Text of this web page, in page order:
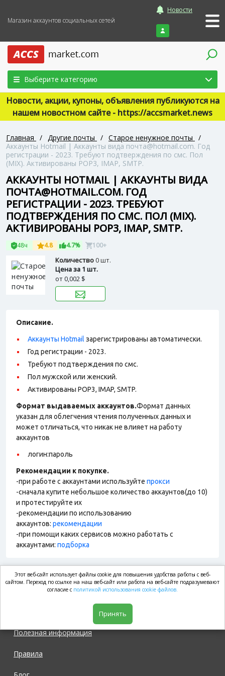
Магазин аккаунтов социальных сетей
Новости
Войти
Выберите категорию
Новости, акции, купоны, объявления публикуются на
нашем новостном сайте - https://accsmarket.news
Главная / Другие почты / Старое ненужное почты
/
Аккаунты Hotmail | Аккаунты вида почта@hotmail.com. Год
регистрации - 2023. Требуют подтверждения по смс. Пол
(MIX). Активированы POP3, IMAP, SMTP.
АККАУНТЫ HOTMAIL | АККАУНТЫ ВИДА
ПОЧТА@HOTMAIL.COM. ГОД
РЕГИСТРАЦИИ - 2023. ТРЕБУЮТ
ПОДТВЕРЖДЕНИЯ ПО СМС. ПОЛ (MIX).
АКТИВИРОВАНЫ POP3, IMAP, SMTP.
48ч 4.8 4.7% 100+
Количество0 шт.
Цена за 1 шт.
от0,002 $
Описание.
Аккаунты Hotmail зарегистрированы автоматически.
Год регистрации - 2023.
Требуют подтверждения по смс.
Пол мужской или женский.
Активированы POP3, IMAP, SMTP.
Формат выдаваемых аккаунтов.Формат данных
указан для облегчения чтения полученных данных и
может отличаться, что никак не влияет на работу
аккаунтов
логин:пароль
Рекомендации к покупке.
-при работе с аккаунтами используйте прокси
-сначала купите небольшое количество аккаунтов(до 10)
и протестируйте их
-рекомендации по использованию
аккаунтов: рекомендации
-при помощи каких сервисов можно работать с
аккаунтами: подборка
market.com
Полезная информация
Правила
Этот веб-сайт использует файлы cookie для повышения удобства работы с веб-
сайтом. Переход по ссылке на наш веб-сайт или работа на веб-сайте подразумевают
согласие с политикой использования cookie файлов.
Принять